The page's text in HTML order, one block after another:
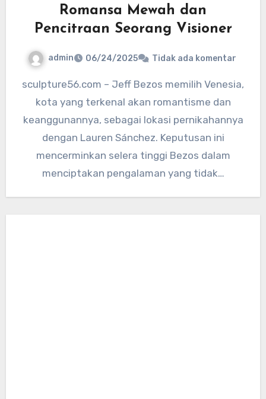
Romansa Mewah dan
Pencitraan Seorang Visioner
admin 06/24/2025 Tidak ada komentar
sculpture56.com – Jeff Bezos memilih Venesia,
kota yang terkenal akan romantisme dan
keanggunannya, sebagai lokasi pernikahannya
dengan Lauren Sánchez. Keputusan ini
mencerminkan selera tinggi Bezos dalam
menciptakan pengalaman yang tidak…